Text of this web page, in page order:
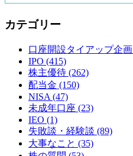
カテゴリー
口座開設タイアップ企画
IPO (415)
株主優待 (262)
配当金 (150)
NISA (47)
未成年口座 (23)
IEO (1)
失敗談・経験談 (89)
大事なこと (35)